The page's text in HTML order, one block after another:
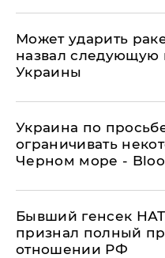
Может ударить
назвал следующую
Украины
Украина по
ограничивать
Черном море -
Бывший генсек
признал полный
отношении РФ